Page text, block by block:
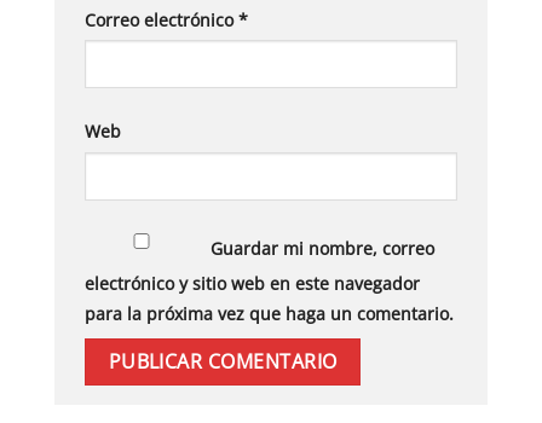
Correo electrónico*
Web
Guardar mi nombre, correo
electrónico y sitio web en este navegador
para la próxima vez que haga un comentario.